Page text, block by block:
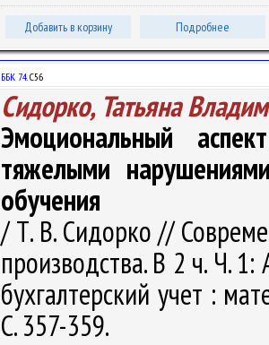
Добавить в корзину Подробнее
ББК 74.С56
Сидорко, Татьяна
Эмоциональный
тяжелыми
обучения
/ Т. В. Сидорко //
производства. В 2 ч. Ч.
бухгалтерский учет :
С. 357-359.